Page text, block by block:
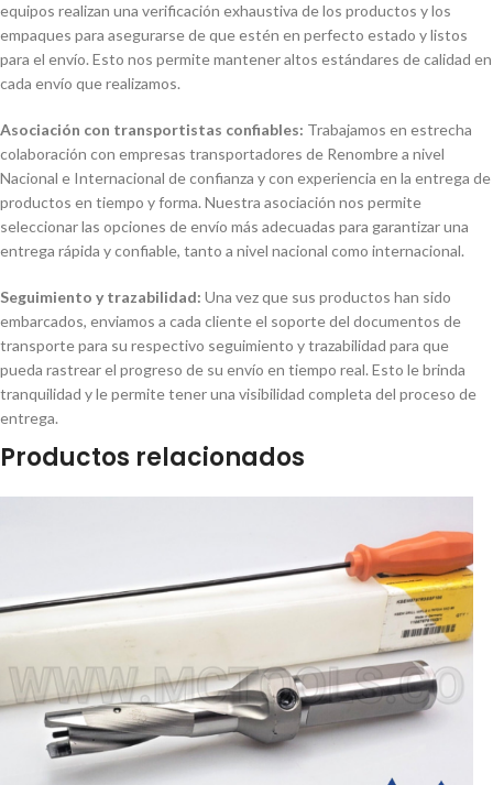
equipos realizan una verificación exhaustiva de los productos y los
empaques para asegurarse de que estén en perfecto estado y listos
para el envío. Esto nos permite mantener altos estándares de calidad en
cada envío que realizamos.
Asociación con transportistas confiables: Trabajamos en estrecha
colaboración con empresas transportadores de Renombre a nivel
Nacional e Internacional de confianza y con experiencia en la entrega de
productos en tiempo y forma. Nuestra asociación nos permite
seleccionar las opciones de envío más adecuadas para garantizar una
entrega rápida y confiable, tanto a nivel nacional como internacional.
Seguimiento y trazabilidad: Una vez que sus productos han sido
embarcados, enviamos a cada cliente el soporte del documentos de
transporte para su respectivo seguimiento y trazabilidad para que
pueda rastrear el progreso de su envío en tiempo real. Esto le brinda
tranquilidad y le permite tener una visibilidad completa del proceso de
entrega.
Productos relacionados